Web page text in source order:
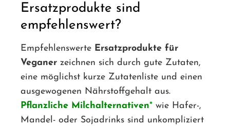
Ersatzprodukte sind
empfehlenswert?
Empfehlenswerte Ersatzprodukte für
Veganer zeichnen sich durch gute Zutaten,
eine möglichst kurze Zutatenliste und einen
ausgewogenen Nährstoffgehalt aus.
Pflanzliche Milchalternativen
wie Hafer-,
Mandel- oder Sojadrinks sind unkompliziert